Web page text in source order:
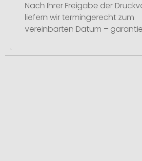
Nach Ihrer Freigabe der
liefern wir termingerecht zum
vereinbarten Datum –